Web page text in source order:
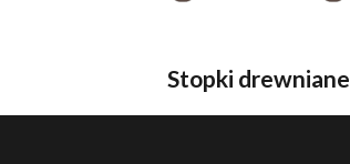
Stopki drewniane